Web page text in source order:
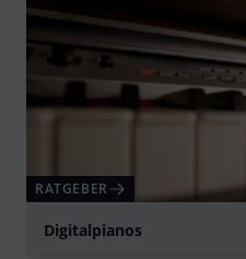
RATGEBER
Digitalpianos